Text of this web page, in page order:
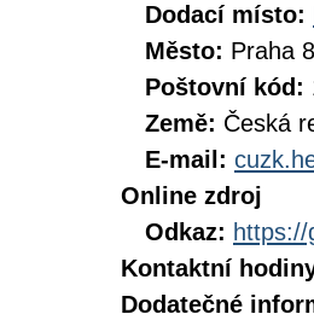
Dodací místo:
Město: Praha 8
Poštovní kód:
Země: Česká
E-mail:
Online zdroj
Odkaz:
Kontaktní
Dodatečné